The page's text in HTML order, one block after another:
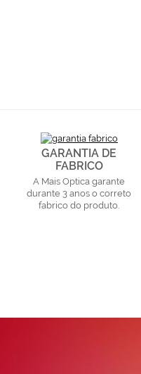
GARANTIA DE
FABRICO
A Mais Optica garante
durante 3 anos o correto
fabrico do produto.